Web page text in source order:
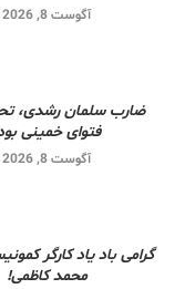
آگوست 8, 2026
ضارب سلمان رشدی،
فتوای خمینی
آگوست 8, 2026
گرامی باد یاد کارگر
محمد کاظمی!